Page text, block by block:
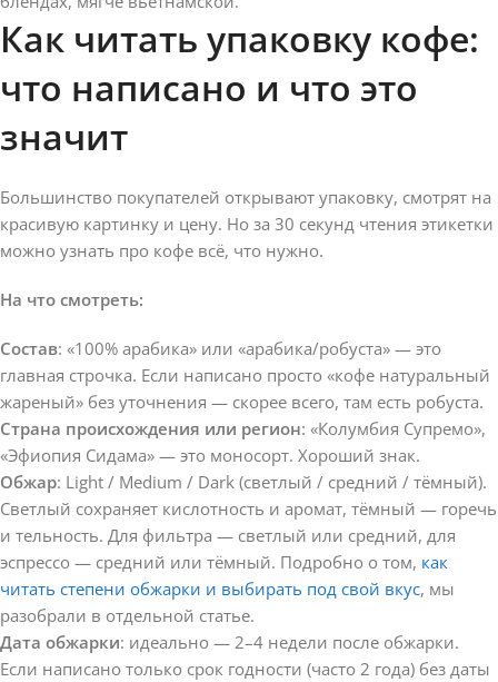
Как читать упаковку кофе:
что написано и что это
значит
Большинство покупателей открывают упаковку, смотрят на
красивую картинку и цену. Но за 30 секунд чтения этикетки
можно узнать про кофе всё, что нужно.
На что смотреть:
Состав: «100% арабика» или «арабика/робуста» — это
главная строчка. Если написано просто «кофе натуральный
жареный» без уточнения — скорее всего, там есть робуста.
Страна происхождения или регион: «Колумбия Супремо»,
«Эфиопия Сидама» — это моносорт. Хороший знак.
Обжар: Light / Medium / Dark (светлый / средний / тёмный).
Светлый сохраняет кислотность и аромат, тёмный — горечь
и тельность. Для фильтра — светлый или средний, для
эспрессо — средний или тёмный. Подробно о том, как
читать степени обжарки и выбирать под свой вкус, мы
разобрали в отдельной статье.
Дата обжарки: идеально — 2–4 недели после обжарки.
Если написано только срок годности (часто 2 года) без даты